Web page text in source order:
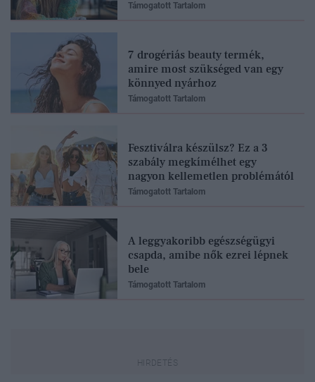
Támogatott Tartalom
7 drogériás beauty termék,
amire most szükséged van egy
könnyed nyárhoz
Támogatott Tartalom
Fesztiválra készülsz? Ez a 3
szabály megkímélhet egy
nagyon kellemetlen problémától
Támogatott Tartalom
A leggyakoribb egészségügyi
csapda, amibe nők ezrei lépnek
bele
Támogatott Tartalom